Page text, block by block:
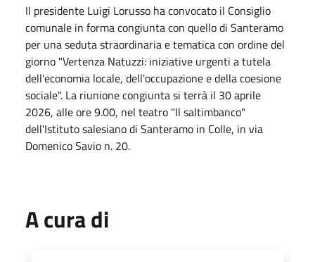
Il presidente Luigi Lorusso ha convocato il Consiglio
comunale in forma congiunta con quello di Santeramo
per una seduta straordinaria e tematica con ordine del
giorno "Vertenza Natuzzi: iniziative urgenti a tutela
dell'economia locale, dell'occupazione e della coesione
sociale". La riunione congiunta si terrà il 30 aprile
2026, alle ore 9.00, nel teatro "Il saltimbanco"
dell'Istituto salesiano di Santeramo in Colle, in via
Domenico Savio n. 20.
A cura di